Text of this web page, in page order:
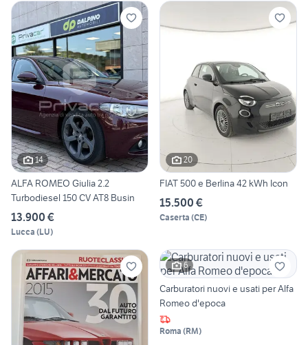
14
ALFA ROMEO Giulia 2.2
Turbodiesel 150 CV AT8 Busin
13.900 €
Lucca (LU)
20
FIAT 500 e Berlina 42 kWh Icon
15.500 €
Caserta (CE)
6
Carburatori nuovi e usati per Alfa
Romeo d'epoca
Roma (RM)